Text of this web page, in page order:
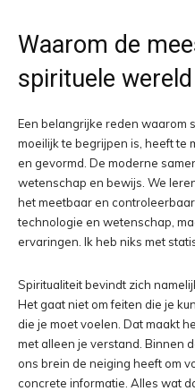
Waarom de
spirituele
Een belangrijke reden waarom
moeilijk te begrijpen is, heeft te
en gevormd. De moderne
wetenschap en bewijs. We
het meetbaar en
technologie en wetenschap,
ervaringen. Ik heb niks met
Spiritualiteit bevindt zich
Het gaat niet om feiten die je
die je moet voelen. Dat maakt
met alleen je verstand. Binnen
ons brein de neiging heeft om
concrete informatie. Alles wat